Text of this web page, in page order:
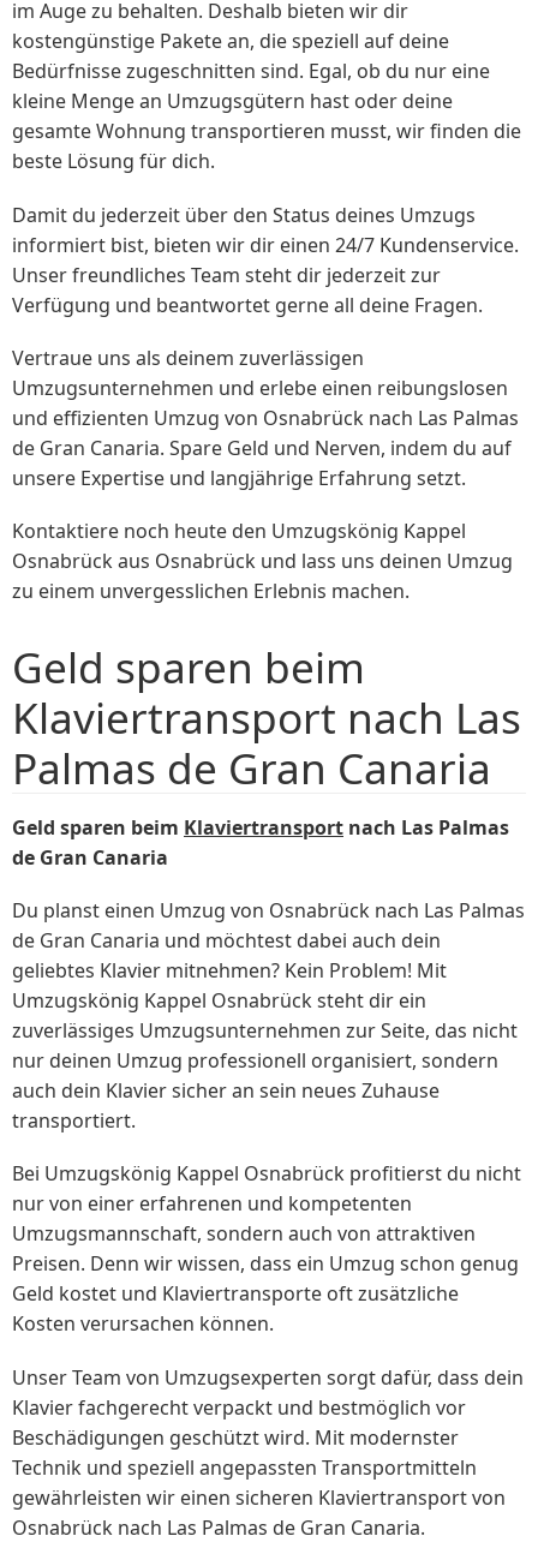
im Auge zu behalten. Deshalb bieten wir dir
kostengünstige Pakete an, die speziell auf deine
Bedürfnisse zugeschnitten sind. Egal, ob du nur eine
kleine Menge an Umzugsgütern hast oder deine
gesamte Wohnung transportieren musst, wir finden die
beste Lösung für dich.
Damit du jederzeit über den Status deines Umzugs
informiert bist, bieten wir dir einen 24/7 Kundenservice.
Unser freundliches Team steht dir jederzeit zur
Verfügung und beantwortet gerne all deine Fragen.
Vertraue uns als deinem zuverlässigen
Umzugsunternehmen und erlebe einen reibungslosen
und effizienten Umzug von Osnabrück nach Las Palmas
de Gran Canaria. Spare Geld und Nerven, indem du auf
unsere Expertise und langjährige Erfahrung setzt.
Kontaktiere noch heute den Umzugskönig Kappel
Osnabrück aus Osnabrück und lass uns deinen Umzug
zu einem unvergesslichen Erlebnis machen.
Geld sparen beim
Klaviertransport nach Las
Palmas de Gran Canaria
Geld sparen beim Klaviertransport nach Las Palmas
de Gran Canaria
Du planst einen Umzug von Osnabrück nach Las Palmas
de Gran Canaria und möchtest dabei auch dein
geliebtes Klavier mitnehmen? Kein Problem! Mit
Umzugskönig Kappel Osnabrück steht dir ein
zuverlässiges Umzugsunternehmen zur Seite, das nicht
nur deinen Umzug professionell organisiert, sondern
auch dein Klavier sicher an sein neues Zuhause
transportiert.
Bei Umzugskönig Kappel Osnabrück profitierst du nicht
nur von einer erfahrenen und kompetenten
Umzugsmannschaft, sondern auch von attraktiven
Preisen. Denn wir wissen, dass ein Umzug schon genug
Geld kostet und Klaviertransporte oft zusätzliche
Kosten verursachen können.
Unser Team von Umzugsexperten sorgt dafür, dass dein
Klavier fachgerecht verpackt und bestmöglich vor
Beschädigungen geschützt wird. Mit modernster
Technik und speziell angepassten Transportmitteln
gewährleisten wir einen sicheren Klaviertransport von
Osnabrück nach Las Palmas de Gran Canaria.